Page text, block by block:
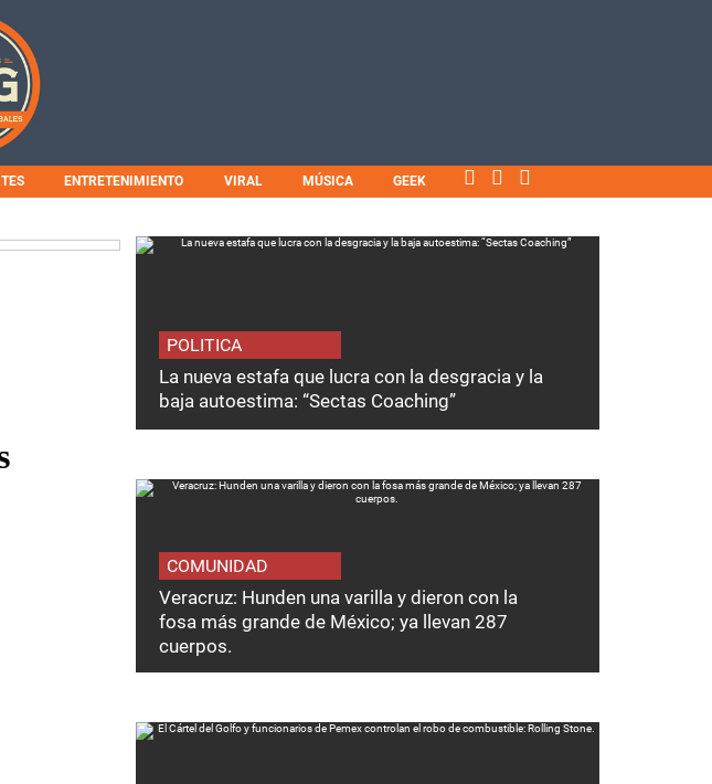
ENTRETENIMIENTO VIRAL MÚSICA GEEK
POLITICA
La nueva estafa que lucra con la desgracia y la
baja autoestima: “Sectas Coaching”
COMUNIDAD
Veracruz: Hunden una varilla y dieron con la
fosa más grande de México; ya llevan 287
cuerpos.